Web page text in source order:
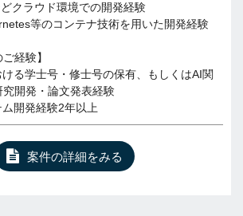
どクラウド環境での開発経験
等のコンテナ技術を用いた開発経験
経験】
ける学士号・修士号の保有、もしくはAI関
開発・論文発表経験
ム開発経験2年以上
案件の詳細をみる